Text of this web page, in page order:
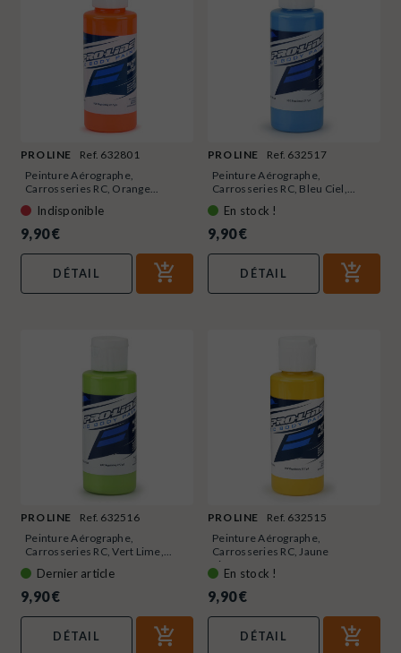
PRO LINE
Ref. 632801
Peinture Aérographe,
Carrosseries RC, Orange...
Indisponible
9,90 €
DÉTAIL
PRO LINE
Ref. 632517
Peinture Aérographe,
Carrosseries RC, Bleu Ciel,...
En stock !
9,90 €
DÉTAIL
PRO LINE
Ref. 632516
Peinture Aérographe,
Carrosseries RC, Vert Lime,...
Dernier article
9,90 €
DÉTAIL
PRO LINE
Ref. 632515
Peinture Aérographe,
Carrosseries RC, Jaune
Piquant,...
En stock !
9,90 €
DÉTAIL